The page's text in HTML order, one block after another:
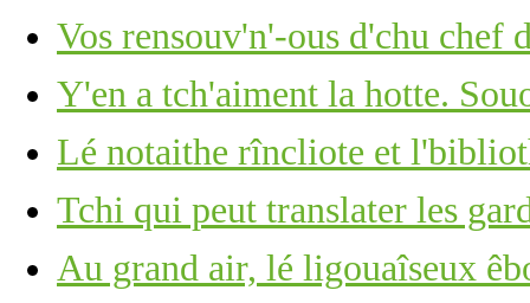
Vos rensouv'n'-ous d'chu chef
Y'en a tch'aiment la hotte.
Lé notaithe rîncliote et
Tchi qui peut translater les
Au grand air, lé ligouaîseux